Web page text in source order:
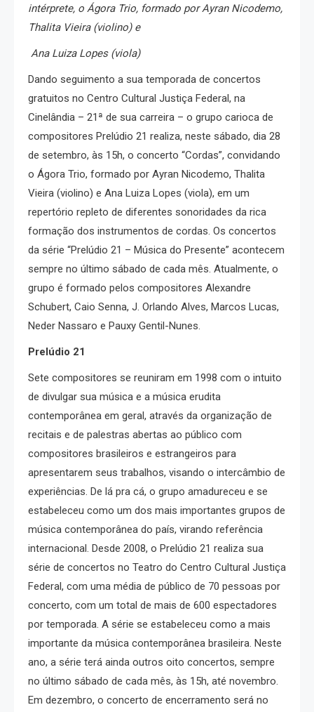
intérprete, o Ágora Trio, formado por Ayran Nicodemo,
Thalita Vieira (violino) e
Ana Luiza Lopes (viola)
Dando seguimento a sua temporada de concertos
gratuitos no Centro Cultural Justiça Federal, na
Cinelândia – 21ª de sua carreira – o grupo carioca de
compositores Prelúdio 21 realiza, neste sábado, dia 28
de setembro, às 15h, o concerto “Cordas”, convidando
o Ágora Trio, formado por Ayran Nicodemo, Thalita
Vieira (violino) e Ana Luiza Lopes (viola), em um
repertório repleto de diferentes sonoridades da rica
formação dos instrumentos de cordas. Os concertos
da série “Prelúdio 21 – Música do Presente” acontecem
sempre no último sábado de cada mês. Atualmente, o
grupo é formado pelos compositores Alexandre
Schubert, Caio Senna, J. Orlando Alves, Marcos Lucas,
Neder Nassaro e Pauxy Gentil-Nunes.
Prelúdio 21
Sete compositores se reuniram em 1998 com o intuito
de divulgar sua música e a música erudita
contemporânea em geral, através da organização de
recitais e de palestras abertas ao público com
compositores brasileiros e estrangeiros para
apresentarem seus trabalhos, visando o intercâmbio de
experiências. De lá pra cá, o grupo amadureceu e se
estabeleceu como um dos mais importantes grupos de
música contemporânea do país, virando referência
internacional. Desde 2008, o Prelúdio 21 realiza sua
série de concertos no Teatro do Centro Cultural Justiça
Federal, com uma média de público de 70 pessoas por
concerto, com um total de mais de 600 espectadores
por temporada. A série se estabeleceu como a mais
importante da música contemporânea brasileira. Neste
ano, a série terá ainda outros oito concertos, sempre
no último sábado de cada mês, às 15h, até novembro.
Em dezembro, o concerto de encerramento será no